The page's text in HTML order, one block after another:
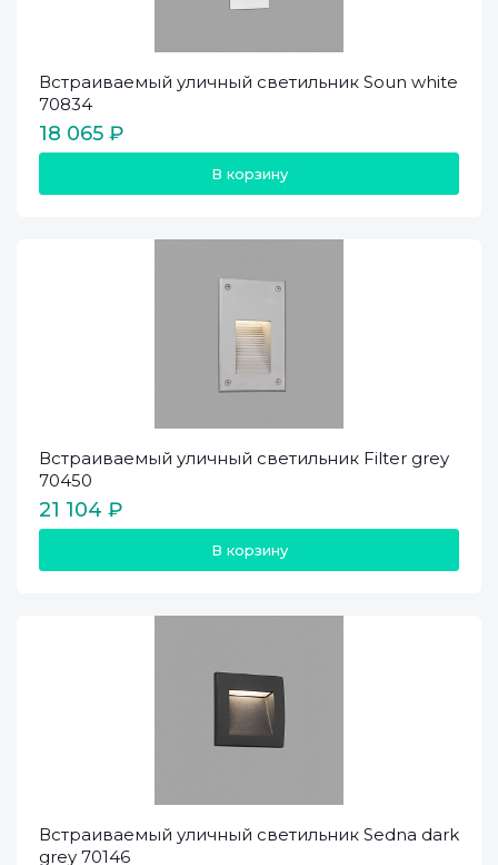
Встраиваемый уличный светильник Soun white
70834
18 065 ₽
В корзину
Встраиваемый уличный светильник Filter grey
70450
21 104 ₽
В корзину
Встраиваемый уличный светильник Sedna dark
grey 70146